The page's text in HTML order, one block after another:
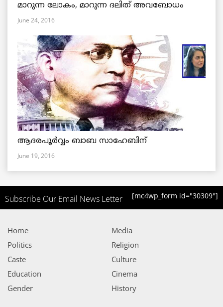
മാറുന്ന ലോകം, മാറുന്ന ദലിത് അവബോധം
June 24, 2016
ആദരപൂര്‍വ്വം ബാബ സാഹേബിന്
June 19, 2016
Subscribe Our Email News Letter [mc4wp_form id="30309"]
Home
Politics
Caste
Education
Gender
Media
Religion
Culture
Cinema
History